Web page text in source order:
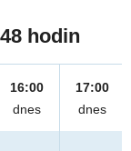
hodin
16:00
dnes
17:00
dnes